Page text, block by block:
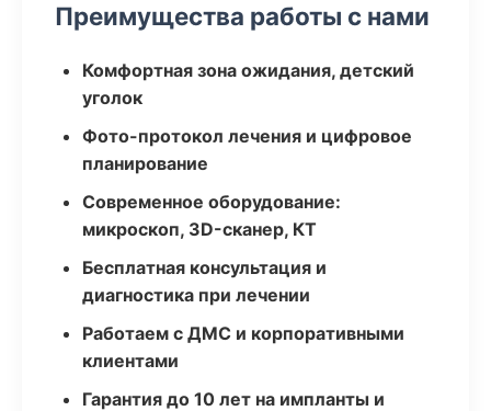
Преимущества работы с нами
Комфортная зона ожидания, детский
уголок
Фото-протокол лечения и цифровое
планирование
Современное оборудование:
микроскоп, 3D-сканер, КТ
Бесплатная консультация и
диагностика при лечении
Работаем с ДМС и корпоративными
клиентами
Гарантия до 10 лет на импланты и